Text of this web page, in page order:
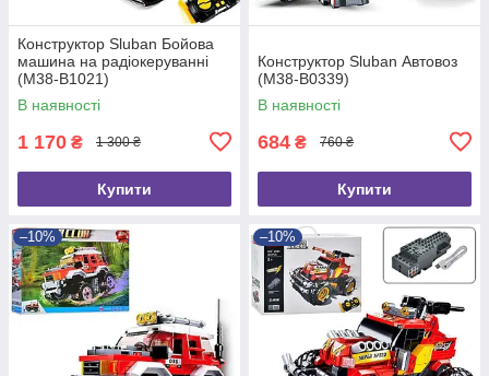
Конструктор Sluban Бойова
машина на радіокеруванні
(M38-B1021)
В наявності
1 170 ₴ 1 300 ₴
Купити
Конструктор Sluban Автовоз
(M38-B0339)
В наявності
684 ₴ 760 ₴
Купити
–10% –10%